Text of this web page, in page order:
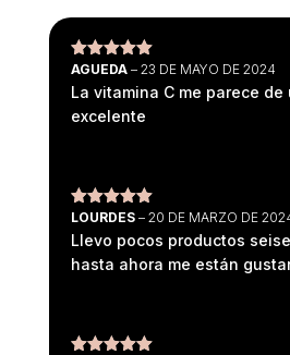
Valorado
con
5de 5
AGUEDA – 23 DE MAYO DE 2024
La vitamina C me parece
excelente
Valorado
con
LOURDES – 20 DE MARZO DE
Llevo pocos productos
hasta ahora me están